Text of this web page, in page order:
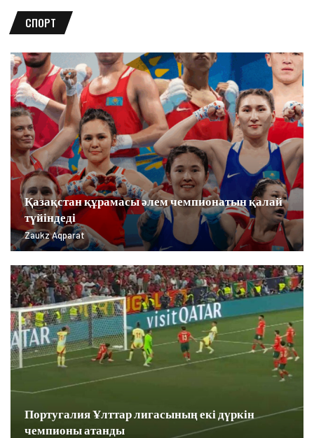
СПОРТ
Қазақстан құрамасы әлем чемпионатын қалай
түйіндеді
Zaukz Aqparat
Португалия Ұлттар лигасының екі дүркін
чемпионы атанды